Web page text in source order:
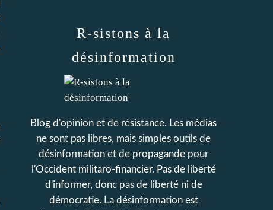
R-sistons à la
désinformation
Blog d'opinion et de résistance. Les médias
ne sont pas libres, mais simples outils de
désinformation et de propagande pour
l'Occident militaro-financier. Pas de liberté
d'informer, donc pas de liberté ni de
démocratie. La désinformation est